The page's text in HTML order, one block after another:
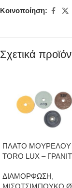
Κοινοποίηση:
Σχετικά
ΠΛΑΤΟ ΜΟΥΡΕΛΟΥ
TORO LUX –
ΔΙΑΜΟΡΦΩΣΗ,